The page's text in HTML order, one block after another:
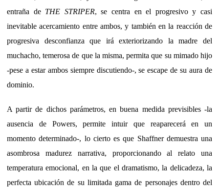
entraña de THE STRIPER, se centra en el progresivo y casi
inevitable acercamiento entre ambos, y también en la reacción de
progresiva desconfianza que irá exteriorizando la madre del
muchacho, temerosa de que la misma, permita que su mimado hijo
-pese a estar ambos siempre discutiendo-, se escape de su aura de
dominio.
A partir de dichos parámetros, en buena medida previsibles -la
ausencia de Powers, permite intuir que reaparecerá en un
momento determinado-, lo cierto es que Shaffner demuestra una
asombrosa madurez narrativa, proporcionando al relato una
temperatura emocional, en la que el dramatismo, la delicadeza, la
perfecta ubicación de su limitada gama de personajes dentro del